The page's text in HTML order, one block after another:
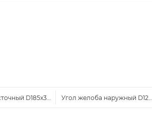
D185х3000-0.5 Оцинкованный Без цвета
Угол желоба наружный